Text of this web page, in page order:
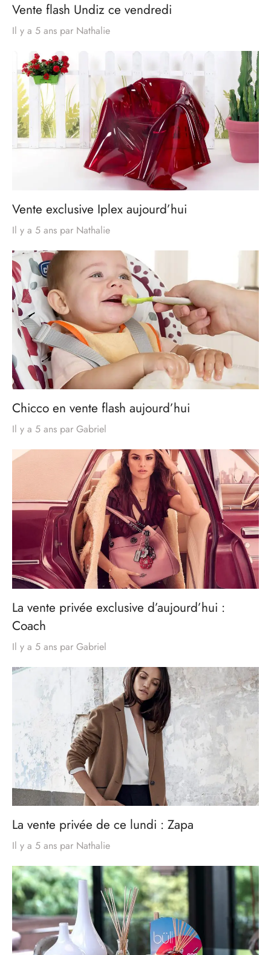
Vente flash Undiz ce vendredi
Il y a 5 ans par Nathalie
Vente exclusive Iplex aujourd’hui
Il y a 5 ans par Nathalie
Chicco en vente flash aujourd’hui
Il y a 5 ans par Gabriel
La vente privée exclusive d’aujourd’hui :
Coach
Il y a 5 ans par Gabriel
La vente privée de ce lundi : Zapa
Il y a 5 ans par Nathalie